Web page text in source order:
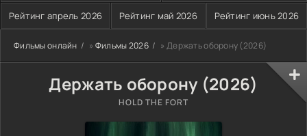
Рейтинг апрель 2026 Рейтинг май 2026 Рейтинг июнь 2026
Фильмы онлайн » Фильмы 2026 » Держать оборону (2026)
Держать оборону (2026)
HOLD THE FORT